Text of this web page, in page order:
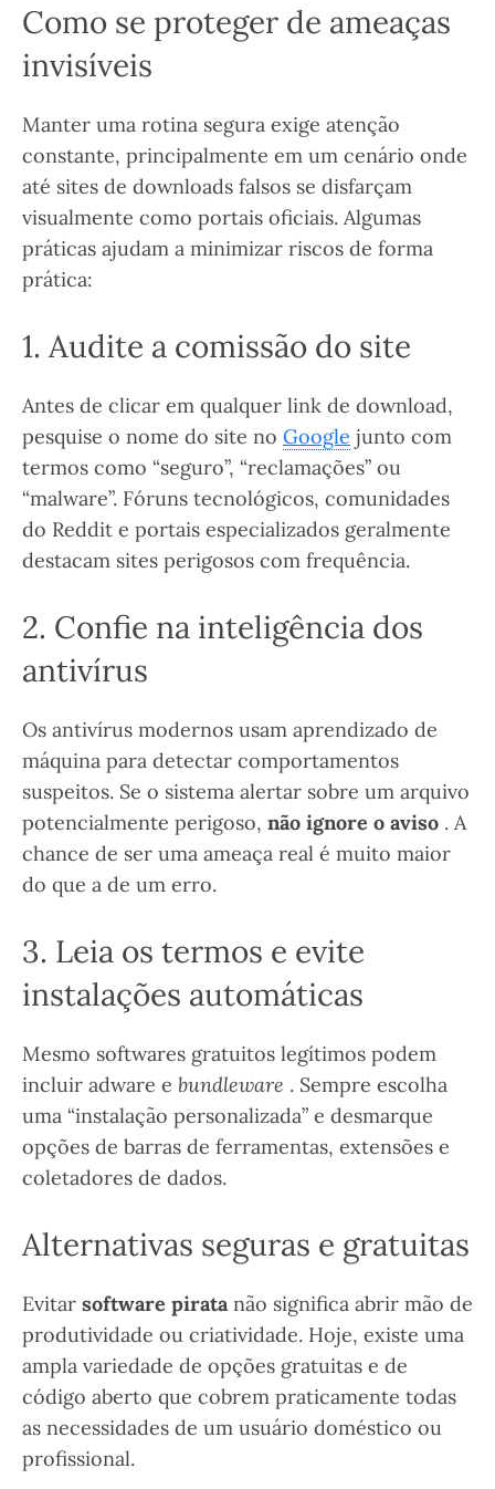
Como se proteger de ameaças
invisíveis
Manter uma rotina segura exige atenção
constante, principalmente em um cenário onde
até sites de downloads falsos se disfarçam
visualmente como portais oficiais. Algumas
práticas ajudam a minimizar riscos de forma
prática:
1. Audite a comissão do site
Antes de clicar em qualquer link de download,
pesquise o nome do site no Google junto com
termos como “seguro”, “reclamações” ou
“malware”. Fóruns tecnológicos, comunidades
do Reddit e portais especializados geralmente
destacam sites perigosos com frequência.
2. Confie na inteligência dos
antivírus
Os antivírus modernos usam aprendizado de
máquina para detectar comportamentos
suspeitos. Se o sistema alertar sobre um arquivo
potencialmente perigoso, não ignore o aviso . A
chance de ser uma ameaça real é muito maior
do que a de um erro.
3. Leia os termos e evite
instalações automáticas
Mesmo softwares gratuitos legítimos podem
incluir adware e bundleware . Sempre escolha
uma “instalação personalizada” e desmarque
opções de barras de ferramentas, extensões e
coletadores de dados.
Alternativas seguras e gratuitas
Evitar software piratanão significa abrir mão de
produtividade ou criatividade. Hoje, existe uma
ampla variedade de opções gratuitas e de
código aberto que cobrem praticamente todas
as necessidades de um usuário doméstico ou
profissional.